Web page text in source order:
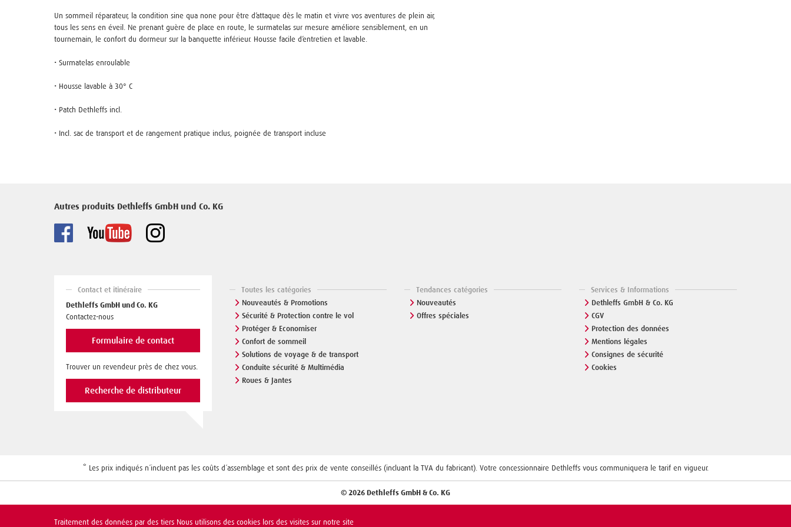
Un sommeil réparateur, la condition sine qua none pour être d’attaque dès le matin et vivre vos aventures de plein air,
tous les sens en éveil. Ne prenant guère de place en route, le surmatelas sur mesure améliore sensiblement, en un
tournemain, le confort du dormeur sur la banquette inférieur. Housse facile d’entretien et lavable.
• Surmatelas enroulable
• Housse lavable à 30° C
• Patch Dethleffs incl.
• Incl. sac de transport et de rangement pratique inclus, poignée de transport incluse
Autres produits Dethleffs GmbH und Co. KG
Contact et itinéraire
Dethleffs GmbH und Co. KG
Contactez-nous
Formulaire de contact
Trouver un revendeur près de chez vous.
Recherche de distributeur
Toutes les catégories
Nouveautés & Promotions
Sécurité & Protection contre le vol
Protéger & Economiser
Confort de sommeil
Solutions de voyage & de transport
Conduite sécurité & Multimédia
Roues & Jantes
Tendances catégories
Nouveautés
Offres spéciales
Services & Informations
Dethleffs GmbH & Co. KG
CGV
Protection des données
Mentions légales
Consignes de sécurité
Cookies
* Les prix indiqués n´incluent pas les coûts d´assemblage et sont des prix de vente conseillés (incluant la TVA du fabricant). Votre concessionnaire Dethleffs vous communiquera le tarif en vigueur.
© 2026 Dethleffs GmbH & Co. KG
Traitement des données par des tiers Nous utilisons des cookies lors des visites sur notre site